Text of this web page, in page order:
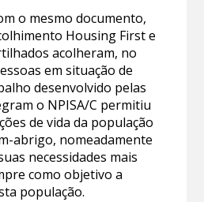
o mesmo documento,
Housing First e
acolheram, no
em situação de
desenvolvido pelas
o NPISA/C permitiu
de vida da população
abrigo, nomeadamente
necessidades mais
como objetivo a
população.